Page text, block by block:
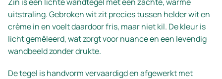
uitstraling. Gebroken wit zit precies tussen helder wit en
crème in en voelt daardoor fris, maar niet kil. De kleur is
licht gemêleerd, wat zorgt voor nuance en een levendig
wandbeeld zonder drukte.
De tegel is handvorm vervaardigd en afgewerkt met